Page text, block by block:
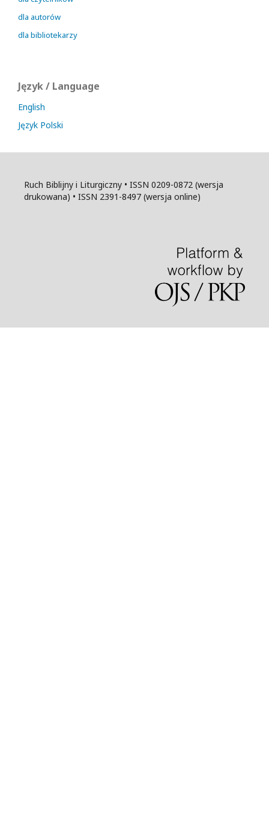
dla autorów
dla bibliotekarzy
Język / Language
English
Język Polski
Ruch Biblijny i Liturgiczny • ISSN 0209-0872 (wersja
drukowana) • ISSN 2391-8497 (wersja online)